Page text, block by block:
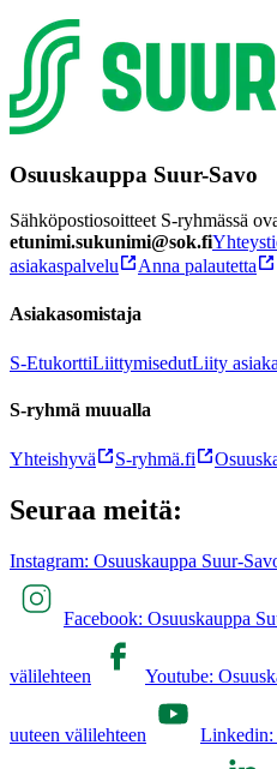
Osuuskauppa Suur-Savo
Sähköpostiosoitteet S-ryhmässä
etunimi.sukunimi@sok.fi
asiakaspalvelu
Anna palautetta
Asiakasomistaja
S-EtukorttiLiittymisedutLiity
S-ryhmä muualla
Yhteishyvä S-ryhmä.fi
Seuraa meitä:
Instagram: Osuuskauppa Suur-
Facebook: Osuuskauppa
välilehteen Youtube:
uuteen välilehteen Linkedin: